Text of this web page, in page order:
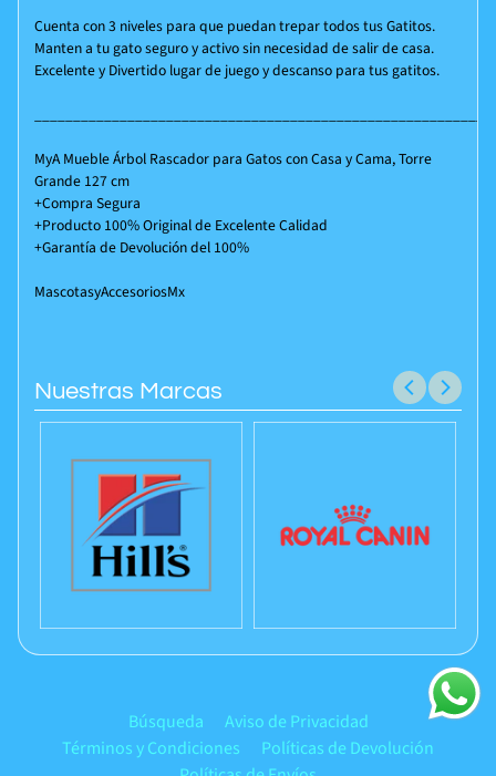
Cuenta con 3 niveles para que puedan trepar todos tus Gatitos.
Manten a tu gato seguro y activo sin necesidad de salir de casa.
Excelente y Divertido lugar de juego y descanso para tus gatitos.
MyA Mueble Árbol Rascador para Gatos con Casa y Cama, Torre
Grande 127 cm
+Compra Segura
+Producto 100% Original de Excelente Calidad
+Garantía de Devolución del 100%
MascotasyAccesoriosMx
Nuestras Marcas
Búsqueda
Aviso de Privacidad
Términos y Condiciones
Políticas de Devolución